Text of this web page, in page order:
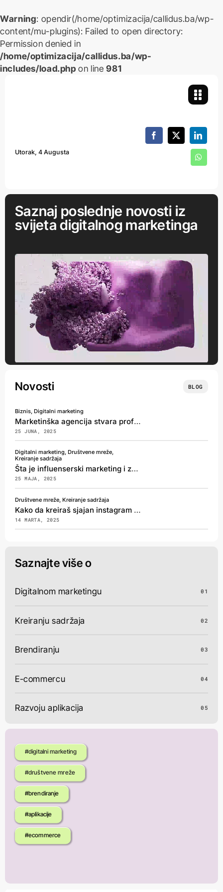
Warning: opendir(/home/optimizacija/callidus.ba/wp-
content/mu-plugins): Failed to open directory:
Permission denied in
/home/optimizacija/callidus.ba/wp-
includes/load.php on line981
Utorak, 4 Augusta
Saznaj poslednje novosti iz
svijeta digitalnog marketinga
Novosti BLOG
Biznis, Digitalni marketing
Marketinška agencija stvara profit za svoje klijente
25 JUNA, 2025
Digitalni marketing, Društvene mreže,
Kreiranje sadržaja
Šta je influenserski marketing i zašto je bitan?
25 MAJA, 2025
Društvene mreže, Kreiranje sadržaja
Kako da kreiraš sjajan instagram poslovni profil?
14 MARTA, 2025
Saznajte više o
Digitalnom marketingu 01
Kreiranju sadržaja 02
Brendiranju 03
E-commercu 04
Razvoju aplikacija 05
#digitalni marketing
#društvene mreže
#brendiranje
#aplikacije
#ecommerce